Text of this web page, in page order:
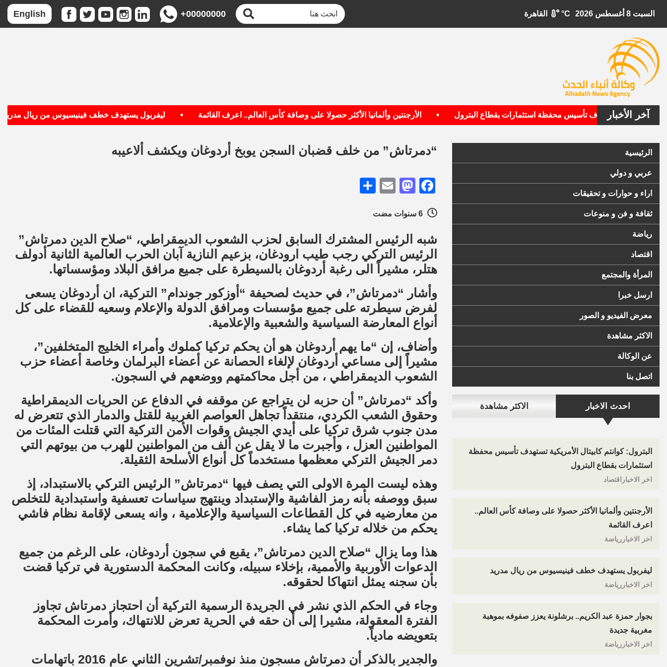
السبت 8 أغسطس 2026 °C
+00000000
English
آخر الأخبار
الأمريكية تستهدف تأسيس محفظة استثمارات بقطاع البترول الأرجنتين وألمانيا الأكثر حصولا على وصافة كأس العالم.. اعرف القائمة ليفربول يستهدف خطف فينيسيوس من ريال مدريد
الرئيسية
عربي و دولي
اراء و حوارات و تحقيقات
ثقافة و فن و منوعات
رياضة
اقتصاد
المرأة والمجتمع
ارسل خبرا
معرض الفيديو و الصور
الاكثر مشاهدة
عن الوكالة
اتصل بنا
احدث الاخبار الاكثر مشاهدة
البترول: كوانتم كابيتال الأمريكية تستهدف تأسيس محفظة
استثمارات بقطاع البترول
اخر الاخباراقتصاد
الأرجنتين وألمانيا الأكثر حصولا على وصافة كأس العالم..
اعرف القائمة
اخر الاخباررياضة
ليفربول يستهدف خطف فينيسيوس من ريال مدريد
اخر الاخباررياضة
بجوار حمزة عبد الكريم.. برشلونة يعزز صفوفه بموهبة
مغربية جديدة
اخر الاخباررياضة
“دمرتاش” من خلف قضبان السجن يوبخ أردوغان ويكشف ألاعيبه
Facebook
Mastodon
Email
شبه الرئيس المشترك السابق لحزب الشعوب الديمقراطي، “صلاح الدين دمرتاش”
الرئيس التركي رجب طيب ارودغان، بزعيم النازية آبان الحرب العالمية الثانية أدولف
هتلر، مشيراً الى رغبة أردوغان بالسيطرة على جميع مرافق البلاد ومؤسساتها.
وأشار “دمرتاش”، في حديث لصحيفة “أوزكور جوندام” التركية، ان أردوغان يسعى
لفرض سيطرته على جميع مؤسسات ومرافق الدولة والإعلام وسعيه للقضاء على كل
أنواع المعارضة السياسية والشعبية والإعلامية.
وأضاف، إن “ما يهم أردوغان هو أن يحكم تركيا كملوك وأمراء الخليج المتخلفين”،
مشيراً إلى مساعي أردوغان لإلغاء الحصانة عن أعضاء البرلمان وخاصة أعضاء حزب
الشعوب الديمقراطي ، من أجل محاكمتهم ووضعهم في السجون.
وأكد “دمرتاش” أن حزبه لن يتراجع عن موقفه في الدفاع عن الحريات الديمقراطية
وحقوق الشعب الكردي، منتقداً تجاهل العواصم الغربية للقتل والدمار الذي تتعرض له
مدن جنوب شرق تركيا على أيدي الجيش وقوات الأمن التركية التي قتلت المئات من
المواطنين العزل ، وأجبرت ما لا يقل عن ألف من المواطنين للهرب من بيوتهم التي
دمر الجيش التركي معظمها مستخدماً كل أنواع الأسلحة الثقيلة.
وهذه ليست المرة الاولى التي يصف فيها “دمرتاش” الرئيس التركي بالاستبداد، إذ
سبق ووصفه بأنه رمز الفاشية والإستبداد وينتهج سياسات تعسفية واستبدادية للتخلص
من معارضيه في كل القطاعات السياسية والإعلامية ، وانه يسعى لإقامة نظام فاشي
يحكم من خلاله تركيا كما يشاء.
هذا وما يزال “صلاح الدين دمرتاش”، يقبع في سجون أردوغان، على الرغم من جميع
الدعوات الأوربية والأممية، بإخلاء سبيله، وكانت المحكمة الدستورية في تركيا قضت
بأن سجنه يمثل انتهاكا لحقوقه.
وجاء في الحكم الذي نشر في الجريدة الرسمية التركية أن احتجاز دمرتاش تجاوز
الفترة المعقولة، مشيرا إلى أن حقه في الحرية تعرض للانتهاك، وأمرت المحكمة
بتعويضه مادياً.
والجدير بالذكر أن دمرتاش مسجون منذ نوفمبر/تشرين الثاني عام 2016 باتهامات